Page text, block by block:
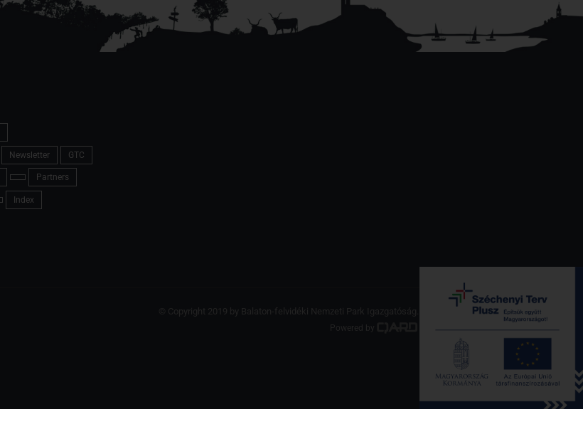
Newsletter GTC
Partners
Index
© Copyright 2019 by Balaton-felvidéki Nemzeti Park Igazgatóság. Minden jog fenntartva.
Powered by